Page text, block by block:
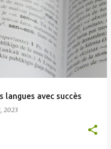
langues avec succès
2023